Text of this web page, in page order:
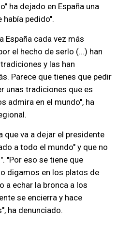
ha dejado en España una
pedido".
España cada vez más
el hecho de serlo (...) han
y las han
Parece que tienes que pedir
unas tradiciones que es
admira en el mundo", ha
que va a dejar el presidente
a todo el mundo" y que no
"Por eso se tiene que
digamos en los platos de
a echar la bronca a los
se encierra y hace
ha denunciado.